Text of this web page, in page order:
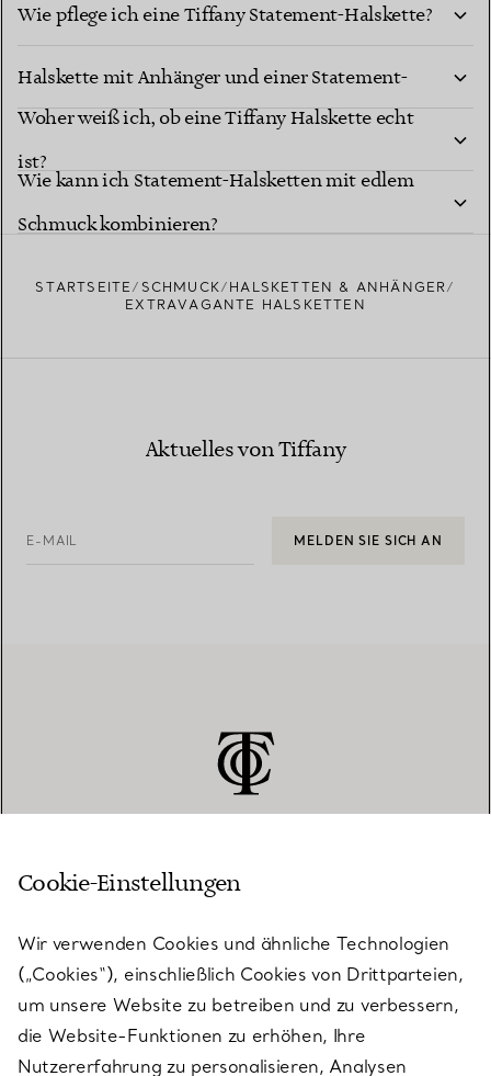
Wie pflege ich eine Tiffany Statement-Halskette?
Was ist der Unterschied zwischen einer
Halskette mit Anhänger und einer Statement-
Halskette?
Woher weiß ich, ob eine Tiffany Halskette echt
ist?
Wie kann ich Statement-Halsketten mit edlem
Schmuck kombinieren?
STARTSEITE SCHMUCK
HALSKETTEN & ANHÄNGER
EXTRAVAGANTE HALSKETTEN
Aktuelles von Tiffany
E-MAIL MELDEN SIE SICH AN
KUNDENSERVICE
SERVICES
ÜBER TIFFANY & CO.
Cookie-Einstellungen
Wir verwenden Cookies und ähnliche Technologien
(„Cookies“), einschließlich Cookies von Drittparteien,
um unsere Website zu betreiben und zu verbessern,
die Website-Funktionen zu erhöhen, Ihre
Nutzererfahrung zu personalisieren, Analysen